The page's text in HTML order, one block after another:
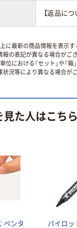
【返品に
に最新の商品情報を表示す
の表記が異なる場合がご
位における「セット」や「
況等により異なる場合が
見た人はこち
ペンタ パイロッ